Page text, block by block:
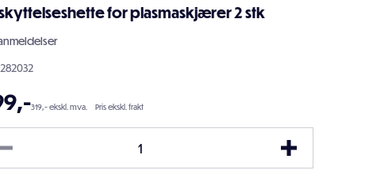
for plasmaskjærer 2 stk
282032
,-319,- ekskl. mva. Pris ekskl. frakt